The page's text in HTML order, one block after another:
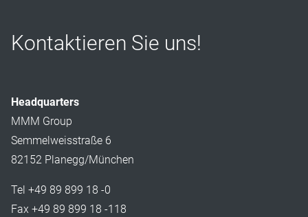
Kontaktieren Sie uns!
Headquarters
MMM Group
Semmelweisstraße 6
82152 Planegg/München
Tel +49 89 899 18 -0
Fax +49 89 899 18 -118